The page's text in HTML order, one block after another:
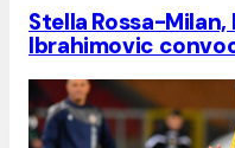
Stella Rossa-
Ibrahimovic